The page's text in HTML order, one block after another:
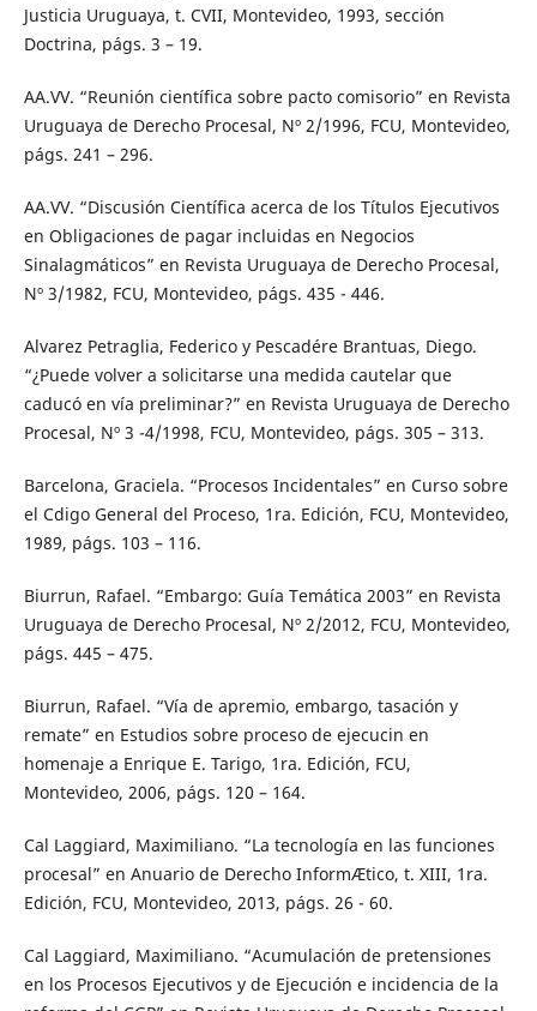
Justicia Uruguaya, t. CVII, Montevideo, 1993, sección
Doctrina, págs. 3 – 19.
AA.VV. “Reunión científica sobre pacto comisorio” en Revista
Uruguaya de Derecho Procesal, Nº 2/1996, FCU, Montevideo,
págs. 241 – 296.
AA.VV. “Discusión Científica acerca de los Títulos Ejecutivos
en Obligaciones de pagar incluidas en Negocios
Sinalagmáticos” en Revista Uruguaya de Derecho Procesal,
Nº 3/1982, FCU, Montevideo, págs. 435 - 446.
Alvarez Petraglia, Federico y Pescadére Brantuas, Diego.
“¿Puede volver a solicitarse una medida cautelar que
caducó en vía preliminar?” en Revista Uruguaya de Derecho
Procesal, Nº 3 -4/1998, FCU, Montevideo, págs. 305 – 313.
Barcelona, Graciela. “Procesos Incidentales” en Curso sobre
el Cdigo General del Proceso, 1ra. Edición, FCU, Montevideo,
1989, págs. 103 – 116.
Biurrun, Rafael. “Embargo: Guía Temática 2003” en Revista
Uruguaya de Derecho Procesal, Nº 2/2012, FCU, Montevideo,
págs. 445 – 475.
Biurrun, Rafael. “Vía de apremio, embargo, tasación y
remate” en Estudios sobre proceso de ejecucin en
homenaje a Enrique E. Tarigo, 1ra. Edición, FCU,
Montevideo, 2006, págs. 120 – 164.
Cal Laggiard, Maximiliano. “La tecnología en las funciones
procesal” en Anuario de Derecho InformÆtico, t. XIII, 1ra.
Edición, FCU, Montevideo, 2013, págs. 26 - 60.
Cal Laggiard, Maximiliano. “Acumulación de pretensiones
en los Procesos Ejecutivos y de Ejecución e incidencia de la